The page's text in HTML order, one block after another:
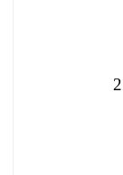
2